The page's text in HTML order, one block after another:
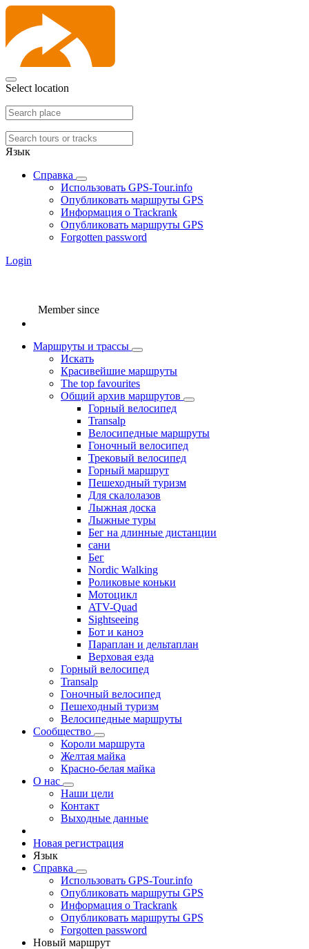
Select location
Язык
Справка
Использовать GPS-Tour.info
Опубликовать маршруты GPS
Информация о Trackrank
Опубликовать маршруты GPS
Forgotten password
Login
Member since
Маршруты и трассы
Искать
Красивейшие маршруты
The top favourites
Общий архив маршрутов
Горный велосипед
Transalp
Велосипедные маршруты
Гоночный велосипед
Трековый велосипед
Горный маршрут
Пешеходный туризм
Для скалолазов
Лыжная доска
Лыжные туры
Бег на длинные дистанции
сани
Бег
Nordic Walking
Роликовые коньки
Мотоцикл
ATV-Quad
Sightseeing
Бот и каноэ
Параплан и дельтаплан
Верховая езда
Горный велосипед
Transalp
Гоночный велосипед
Пешеходный туризм
Велосипедные маршруты
Сообщество
Короли маршрута
Желтая майка
Красно-белая майка
О нас
Наши цели
Контакт
Выходные данные
Новая регистрация
Язык
Справка
Использовать GPS-Tour.info
Опубликовать маршруты GPS
Информация о Trackrank
Опубликовать маршруты GPS
Forgotten password
Новый маршрут